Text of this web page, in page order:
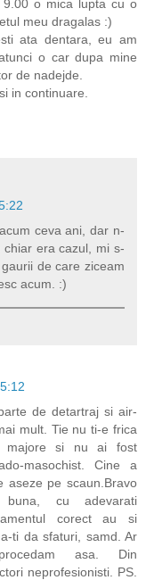
o mica lupta cu o
meu dragalas :)
ata dentara, eu am
o car dupa mine
de nadejde.
in continuare.
ceva ani, dar n-
era cazul, mi s-
de care ziceam
acum. :)
de detartraj si air-
mult. Tie nu ti-e frica
majore si nu ai fost
masochist. Cine a
aseze pe scaun.Bravo
cu adevarati
corect au si
ti da sfaturi, samd. Ar
asa. Din
neprofesionisti. PS.